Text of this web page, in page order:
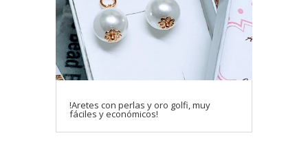
!Aretes con perlas y oro golfi, muy
fáciles y económicos!